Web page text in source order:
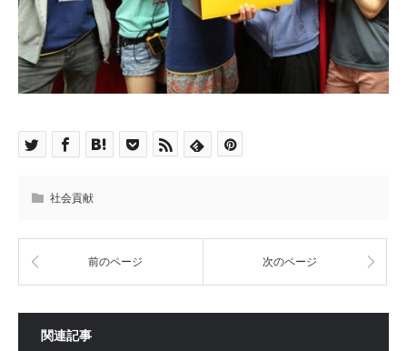
社会貢献
前のページ 次のページ
関連記事